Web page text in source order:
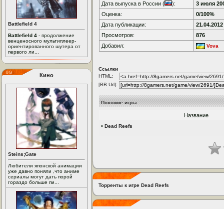
Battlefield 4
Battlefield 4 - продолжение
венценосного мультиплеер-
ориентированного шутера от
первого ли...
Кино
Steins;Gate
Любители японской анимации
уже давно поняли ,что аниме
сериалы могут дать порой
гораздо больше пи...
Дата выпуска в России (
):
3 июля
Оценка:
0/100%
Дата публикации:
21.04.2012
Просмотров:
876
Добавил:
Vova
Ссылки
HTML:
[BB Url]:
Похожие игры
Название
• Dead Reefs
Торренты к игре Dead Reefs